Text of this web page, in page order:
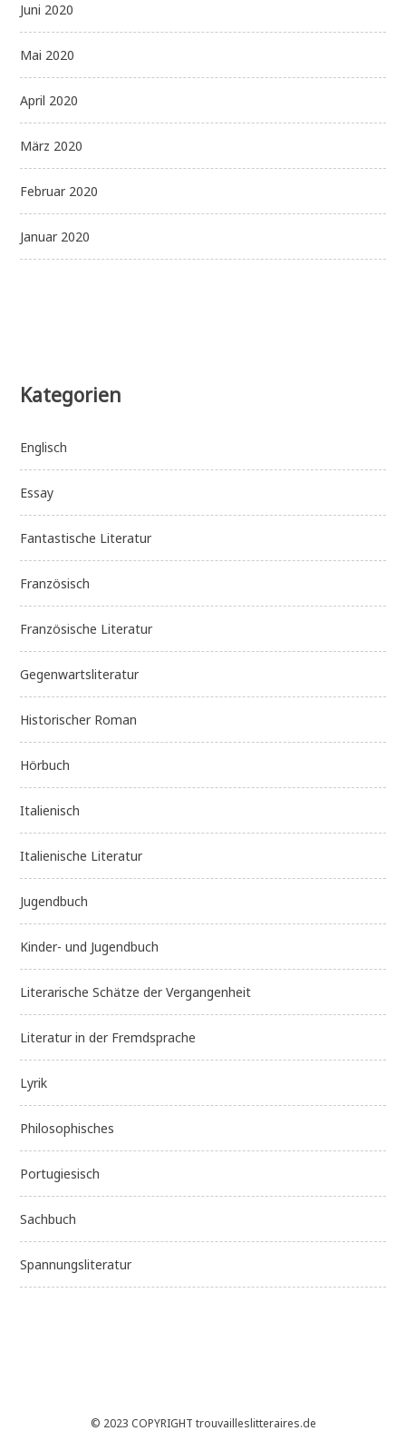
Juni 2020
Mai 2020
April 2020
März 2020
Februar 2020
Januar 2020
Kategorien
Englisch
Essay
Fantastische Literatur
Französisch
Französische Literatur
Gegenwartsliteratur
Historischer Roman
Hörbuch
Italienisch
Italienische Literatur
Jugendbuch
Kinder- und Jugendbuch
Literarische Schätze der Vergangenheit
Literatur in der Fremdsprache
Lyrik
Philosophisches
Portugiesisch
Sachbuch
Spannungsliteratur
© 2023 COPYRIGHT trouvailleslitteraires.de